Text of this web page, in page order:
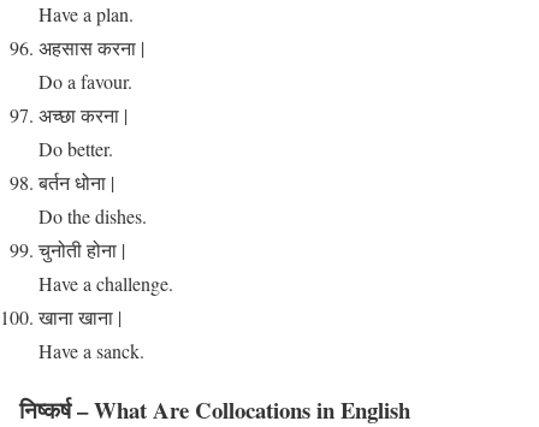
Have a plan.
अहसास करना |
Do a favour.
अच्छा करना |
Do better.
बर्तन धोना |
Do the dishes.
चुनोती होना |
Have a challenge.
खाना खाना |
Have a sanck.
निष्कर्ष – What Are Collocations in English